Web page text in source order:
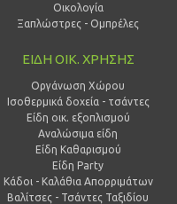
Οικολογία
Ξαπλώστρες - Ομπρέλες
ΕΙΔΗ ΟΙΚ. ΧΡΗΣΗΣ
Οργάνωση Χώρου
Ισοθερμικά δοχεία - τσάντες
Είδη οικ. εξοπλισμού
Αναλώσιμα είδη
Είδη Καθαρισμού
Είδη Party
Κάδοι - Καλάθια Απορριμάτων
Βαλίτσες - Τσάντες Ταξιδίου